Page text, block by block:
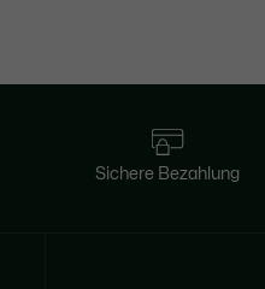
Sichere Bezahlung